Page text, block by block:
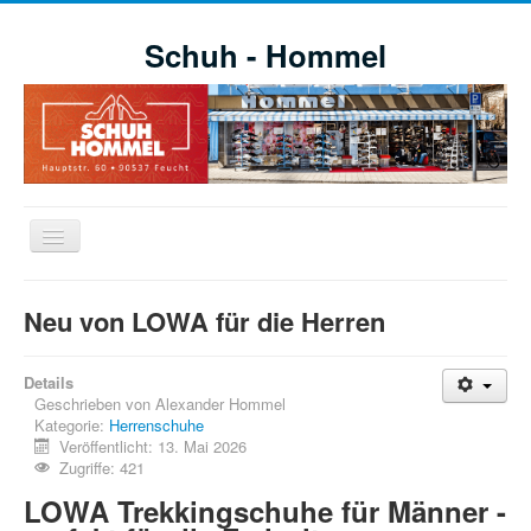
Schuh - Hommel
Navigation
an/aus
Schuhe
Aktuelle Aktionen
Markensortiment
Öffnungszeiten
Impressionen
Neu von LOWA für die Herren
Details
Geschrieben von Alexander Hommel
Kategorie: Herrenschuhe
Veröffentlicht: 13. Mai 2026
Zugriffe: 421
LOWA Trekkingschuhe für Männer -